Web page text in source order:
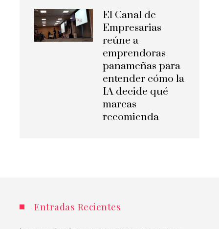
El Canal de
Empresarias
reúne a
emprendoras
panameñas para
entender cómo la
IA decide qué
marcas
recomienda
Entradas Recientes